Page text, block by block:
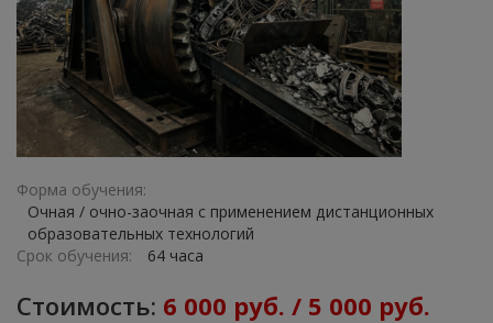
Форма обучения:
Очная / очно-заочная с применением дистанционных
образовательных технологий
Срок обучения:
64 часа
Стоимость: 6 000 руб. / 5 000 руб.